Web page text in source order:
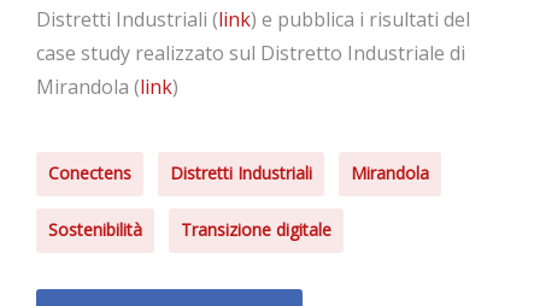
Distretti Industriali (link) e pubblica i risultati del
case study realizzato sul Distretto Industriale di
Mirandola (link)
Conectens Distretti Industriali Mirandola
Sostenibilità Transizione digitale